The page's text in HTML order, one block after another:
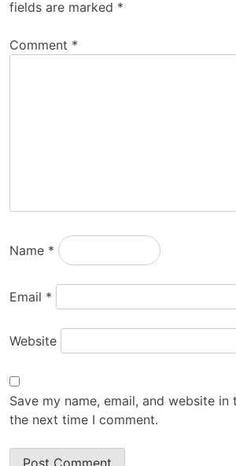
fields are marked *
Comment *
Name *
Email *
Website
Save my name, email, and website
the next time I comment.